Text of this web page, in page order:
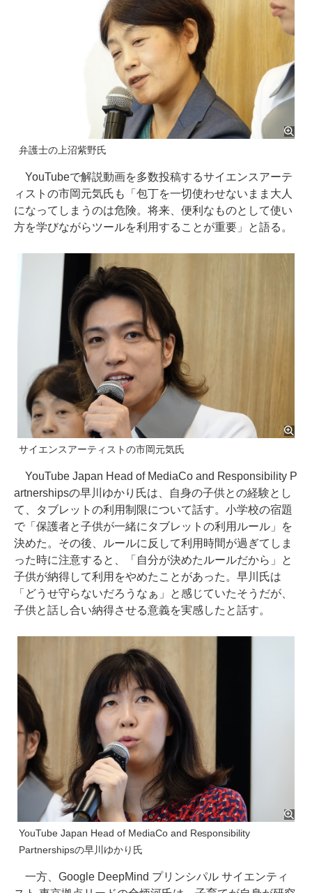
弁護士の上沼紫野氏
YouTubeで解説動画を多数投稿するサイエンスアーテ
ィストの市岡元気氏も「包丁を一切使わせないまま大人
になってしまうのは危険。将来、便利なものとして使い
方を学びながらツールを利用することが重要」と語る。
サイエンスアーティストの市岡元気氏
YouTube Japan Head of MediaCo and Responsibility P
artnershipsの早川ゆかり氏は、自身の子供との経験とし
て、タブレットの利用制限について話す。小学校の宿題
で「保護者と子供が一緒にタブレットの利用ルール」を
決めた。その後、ルールに反して利用時間が過ぎてしま
った時に注意すると、「自分が決めたルールだから」と
子供が納得して利用をやめたことがあった。早川氏は
「どうせ守らないだろうなぁ」と感じていたそうだが、
子供と話し合い納得させる意義を実感したと話す。
YouTube Japan Head of MediaCo and Responsibility
Partnershipsの早川ゆかり氏
一方、Google DeepMind プリンシパル サイエンティ